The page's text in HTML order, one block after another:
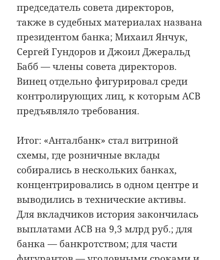
председатель совета директоров,
также в судебных материалах названа
президентом банка; Михаил Янчук,
Сергей Гундоров и Джоил Джеральд
Бабб — члены совета директоров.
Винец отдельно фигурировал среди
контролирующих лиц, к которым АСВ
предъявляло требования.
Итог: «Анталбанк» стал витриной
схемы, где розничные вклады
собирались в нескольких банках,
концентрировались в одном центре и
выводились в технические активы.
Для вкладчиков история закончилась
выплатами АСВ на 9,3 млрд руб.; для
банка — банкротством; для части